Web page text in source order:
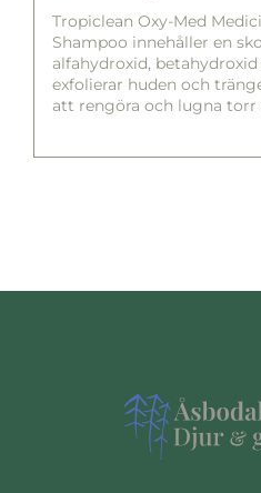
Tropiclean Oxy-Med
Shampoo innehåller en
alfahydroxid,
exfolierar huden och
att rengöra och lugna torr